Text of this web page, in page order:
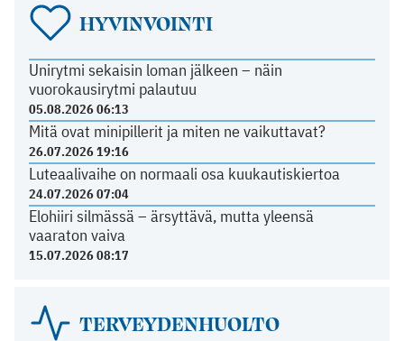
HYVINVOINTI
Unirytmi sekaisin loman jälkeen – näin
vuorokausirytmi palautuu
05.08.2026 06:13
Mitä ovat minipillerit ja miten ne vaikuttavat?
26.07.2026 19:16
Luteaalivaihe on normaali osa kuukautiskiertoa
24.07.2026 07:04
Elohiiri silmässä – ärsyttävä, mutta yleensä
vaaraton vaiva
15.07.2026 08:17
TERVEYDENHUOLTO